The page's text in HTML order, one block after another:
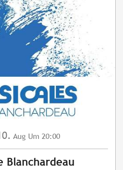
Aug Um 20:00
Blanchardeau